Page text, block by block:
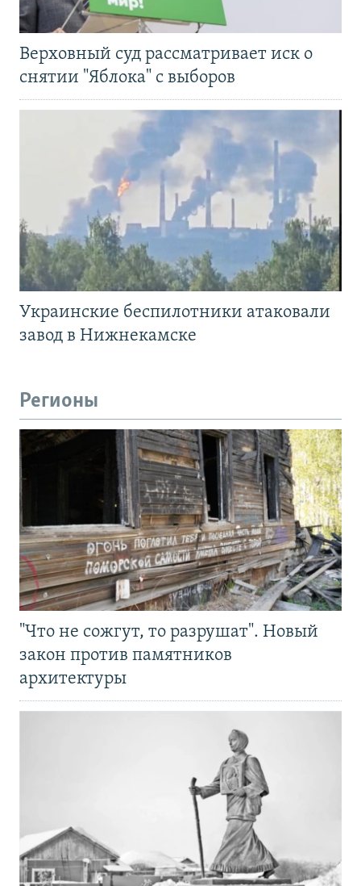
Верховный суд рассматривает иск о
снятии "Яблока" с выборов
Украинские беспилотники атаковали
завод в Нижнекамске
Регионы
"Что не сожгут, то разрушат". Новый
закон против памятников
архитектуры